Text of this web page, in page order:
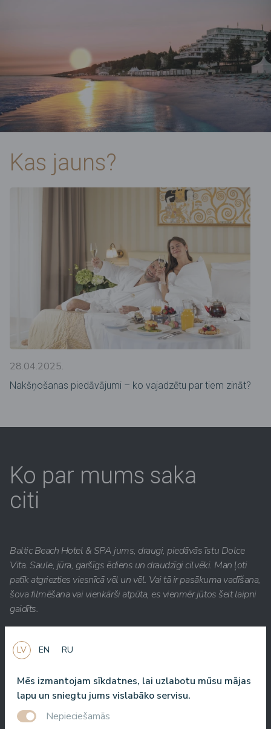
Kas jauns?
28.04.2025.
Nakšņošanas piedāvājumi – ko vajadzētu par tiem zināt?
Ko par mums saka
citi
Baltic Beach Hotel & SPA jums, draugi, piedāvās īstu Dolce
Vita. Saule, jūra, garšīgs ēdiens un draudzīgi cilvēki. Man ļoti
patīk atgriezties viesnīcā vēl un vēl. Vai tā ir pasākuma vadīšana,
šova filmēšana vai vienkārši atpūta, es vienmēr jūtos šeit laipni
gaidīts.
TV personība un pasākumu vadītājs
Viena no labākajām viesnīcām Latvijā un Baltijas valstīs!
LV EN RU
Mēs izmantojam sīkdatnes, lai uzlabotu mūsu mājas
lapu un sniegtu jums vislabāko servisu.
Nepieciešamās